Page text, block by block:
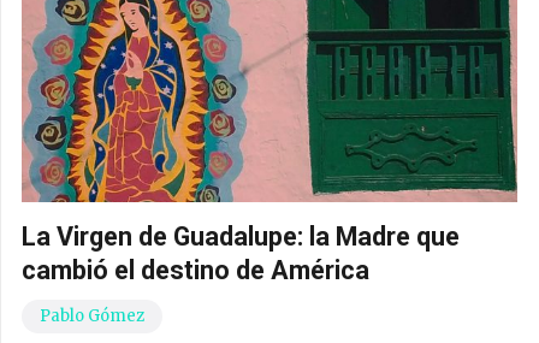
La Virgen de Guadalupe: la Madre que
cambió el destino de América
Pablo Gómez